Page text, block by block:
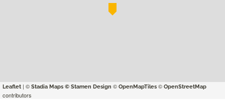
Leaflet | © Stadia Maps © Stamen Design © OpenMapTiles © OpenStreetMap
contributors